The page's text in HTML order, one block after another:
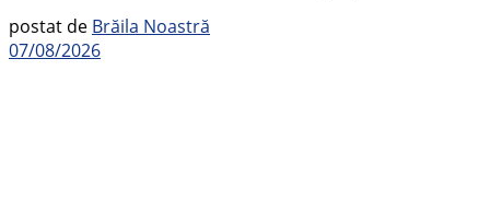
postat de Brăila Noastră
07/08/2026